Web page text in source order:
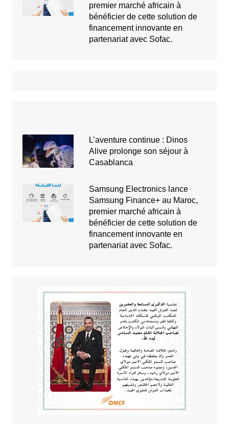
premier marché africain à
bénéficier de cette solution de
financement innovante en
partenariat avec Sofac.
L’aventure continue : Dinos
Alive prolonge son séjour à
Casablanca
Samsung Electronics lance
Samsung Finance+ au Maroc,
premier marché africain à
bénéficier de cette solution de
financement innovante en
partenariat avec Sofac.